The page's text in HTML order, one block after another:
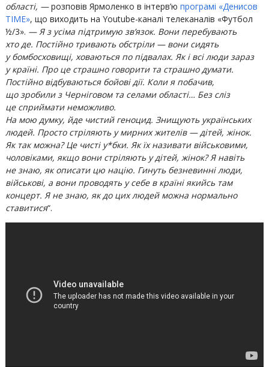
області, —розповів Ярмоленко в інтерв’ю програмі «Денисов
TIME», що виходить на Youtube-каналі телеканалів «Футбол
½/3». — Я з усіма підтримую зв’язок. Вони перебувають
хто де. Постійно тривають обстріли — вони сидять
у бомбосховищі, ховаються по підвалах. Як і всі люди зараз
у країні. Про це страшно говорити та страшно думати.
Постійно відбуваються бойові дії. Коли я побачив,
що зробили з Черніговом та селами області… Без сліз
це сприймати неможливо.
На мою думку, йде чистий геноцид. Знищують українських
людей. Просто стріляють у мирних жителів — дітей, жінок.
Як так можна? Це чисті у*бки. Як їх називати військовими,
чоловіками, якщо вони стріляють у дітей, жінок? Я навіть
не знаю, як описати цю націю. Гинуть безневинні люди,
військові, а вони проводять у себе в країні якийсь там
концерт. Я не знаю, як до цих людей можна нормально
ставитися“.